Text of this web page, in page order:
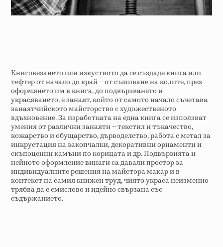
Книговезането или изкуството да се създаде книга или
тефтер от начало до край – от съшиване на колите, през
оформянето им в книга, до подвързването и
украсяването, е занаят, който от самото начало съчетава
занаятчийското майсторство с художественото
вдъхновение. За изработката на една книга се използват
умения от различни занаяти – текстил и тъкачество,
кожарство и обущарство, дърводелство, работа с метал за
инкрустация на закопчалки, декоративни орнаменти и
скъпоценни камъни по корицата и др. Подвързията и
нейното оформление винаги са давали простор за
индивидуалните решения на майстора макар и в
контекст на самия книжен труд, чиято украса неизменно
трябва да е смислово и идейно свързана със
съдържанието.